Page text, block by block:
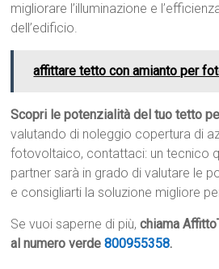
migliorare l’illuminazione e
dell’edificio.
affittare tetto con amianto per
Scopri le potenzialità del tuo tetto
valutando di noleggio copertura di
fotovoltaico, contattaci: un tecnico
partner sarà in grado di valutare le
e consigliarti la soluzione migliore
Se vuoi saperne di più,chiama
al numero verde800955358.